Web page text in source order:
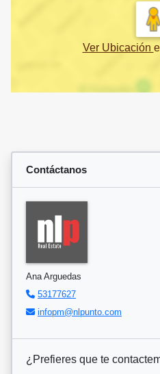
Ver Ubicación
Contáctanos
Ana Arguedas
53177627
infopm@nlpunto.com
¿Prefieres que te